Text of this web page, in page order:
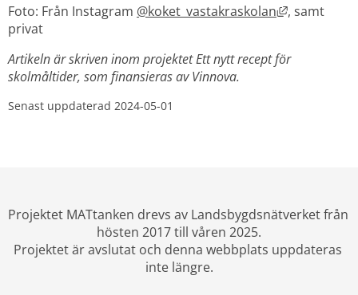
Foto: Från Instagram @koket_vastakraskolan Länk till
, samt
privat
Artikeln är skriven inom projektet Ett nytt recept för
skolmåltider, som finansieras av Vinnova.
Senast uppdaterad 2024-05-01
Projektet MATtanken drevs av Landsbygdsnätverket från
hösten 2017 till våren 2025.
Projektet är avslutat och denna webbplats uppdateras
inte längre.